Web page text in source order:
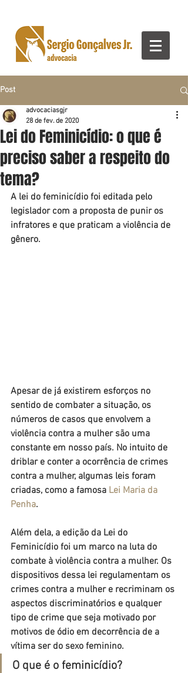
Post
Lei do Feminicídio: o que é
preciso saber a respeito do
tema?
advocaciasgjr
28 de fev. de 2020
A lei do feminicídio foi editada pelo
legislador com a proposta de punir os
infratores e que praticam a violência de
gênero.
Apesar de já existirem esforços no
sentido de combater a situação, os
números de casos que envolvem a
violência contra a mulher são uma
constante em nosso país. No intuito de
driblar e conter a ocorrência de crimes
contra a mulher, algumas leis foram
criadas, como a famosa Lei Maria da
Penha.
Além dela, a edição da Lei do
Feminicídio foi um marco na luta do
combate à violência contra a mulher. Os
dispositivos dessa lei regulamentam os
crimes contra a mulher e recriminam os
aspectos discriminatórios e qualquer
tipo de crime que seja motivado por
motivos de ódio em decorrência de a
vítima ser do sexo feminino.
O que é o feminicídio?